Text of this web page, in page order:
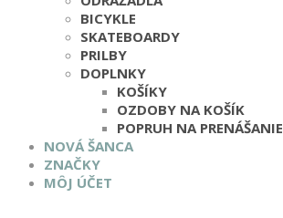
BICYKLE
SKATEBOARDY
PRILBY
DOPLNKY
KOŠÍKY
OZDOBY NA KOŠÍK
POPRUH NA PRENÁŠANIE
NOVÁ ŠANCA
ZNAČKY
MÔJ ÚČET